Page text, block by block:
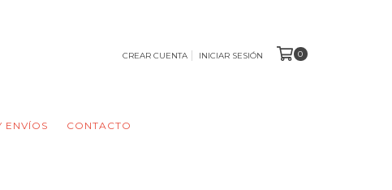
CREAR CUENTA INICIAR SESIÓN 0
ENVÍOS CONTACTO